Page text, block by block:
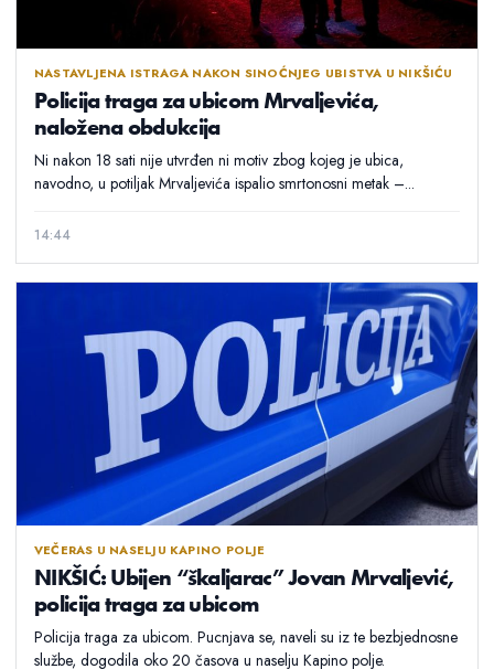
NASTAVLJENA ISTRAGA NAKON SINOĆNJEG UBISTVA U NIKŠIĆU
Policija traga za ubicom Mrvaljevića,
naložena obdukcija
Ni nakon 18 sati nije utvrđen ni motiv zbog kojeg je ubica,
navodno, u potiljak Mrvaljevića ispalio smrtonosni metak –...
14:44
VEČERAS U NASELJU KAPINO POLJE
NIKŠIĆ: Ubijen “škaljarac” Jovan Mrvaljević,
policija traga za ubicom
Policija traga za ubicom. Pucnjava se, naveli su iz te bezbjednosne
službe, dogodila oko 20 časova u naselju Kapino polje.